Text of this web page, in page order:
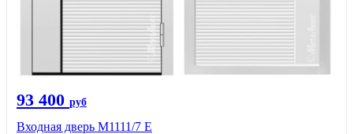
93 400 руб
Входная дверь М1111/7 Е